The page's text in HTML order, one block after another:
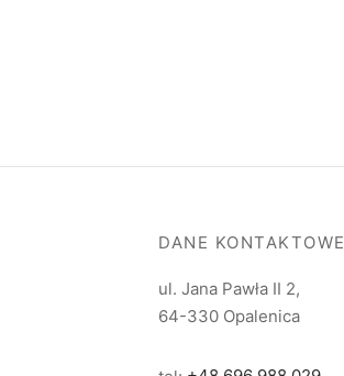
DANE KONTAKTOWE
ul. Jana Pawła II 2,
64-330 Opalenica